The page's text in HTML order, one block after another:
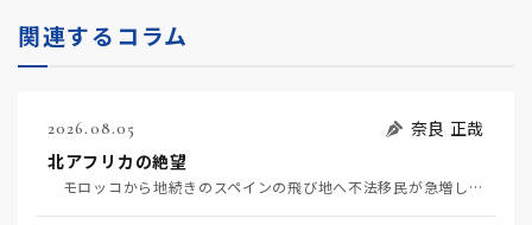
関連するコラム
2026.08.05
奈良 正哉
北アフリカの絶望
モロッコから地続きのスペインの飛び地へ不法移民が急増していて、当地の大問題となっている。「海を泳い…